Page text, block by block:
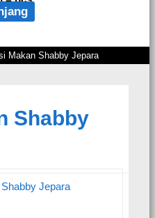
Makan Shabby Jepara
Shabby